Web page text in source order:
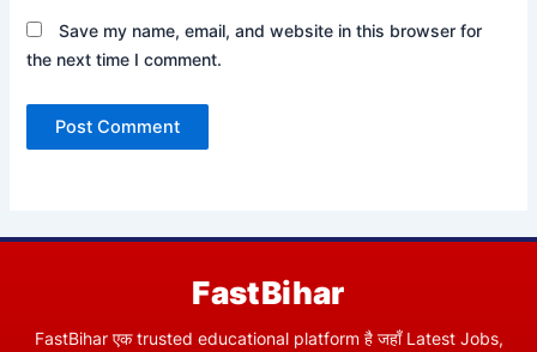
Save my name, email, and website in this browser for
the next time I comment.
FastBihar
FastBihar एक trusted educational platform है जहाँ Latest Jobs,